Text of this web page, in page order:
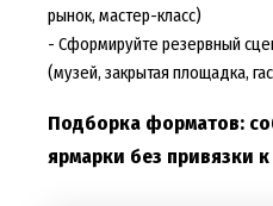
рынок, мастер-класс)
- Сформируйте резервный
(музей, закрытая площадка,
Подборка форматов:
ярмарки без привязки